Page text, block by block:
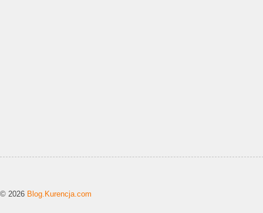
© 2026 Blog.Kurencja.com